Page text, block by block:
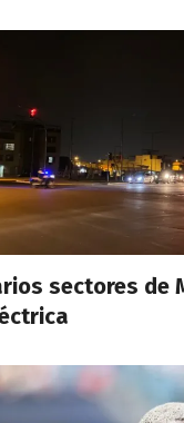
sectores de